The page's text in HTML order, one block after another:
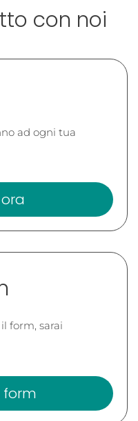
con noi
ad ogni tua
form, sarai
form